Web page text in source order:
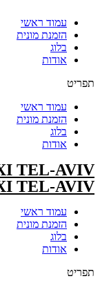
עמוד ראשי
הזמנת מונית
בלוג
אודות
תפריט
עמוד ראשי
הזמנת מונית
בלוג
אודות
TEL-AVIV
TEL-AVIV
עמוד ראשי
הזמנת מונית
בלוג
אודות
תפריט